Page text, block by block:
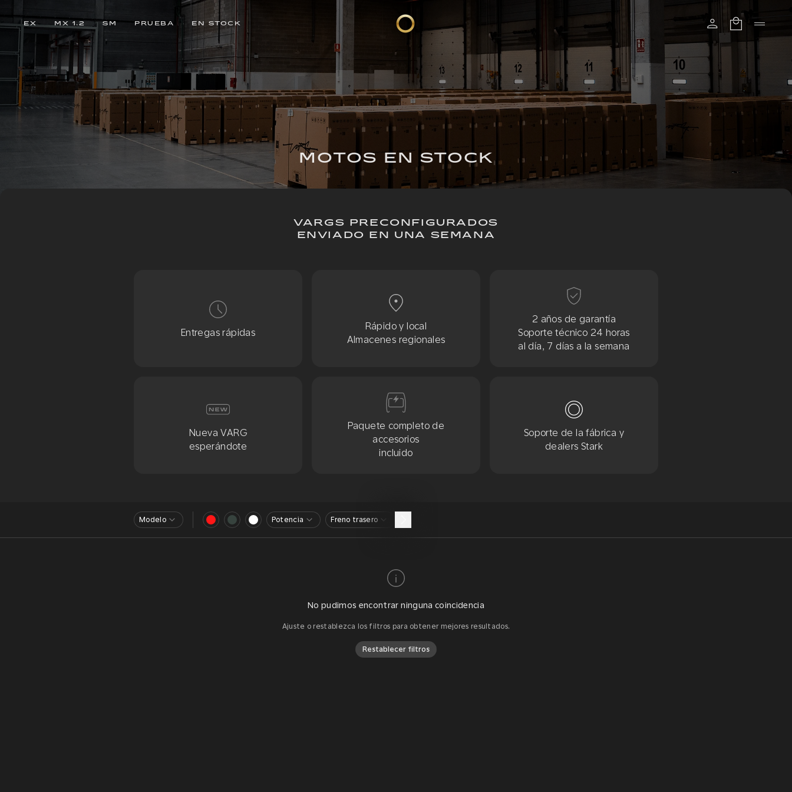
EX MX 1.2 SM PRUEBA EN STOCK
MOTOS EN STOCK
VARGS PRECONFIGURADOS
ENVIADO EN UNA SEMANA
Entregas rápidas
Rápido y local
Almacenes regionales
2 años de garantía
Soporte técnico 24 horas
al día, 7 días a la semana
Nueva VARG
esperándote
Paquete completo de
accesorios
incluido
Soporte de la fábrica y
dealers Stark
Modelo Potencia Freno trasero
No pudimos encontrar ninguna coincidencia
Ajuste o restablezca los filtros para obtener mejores resultados.
Restablecer filtros